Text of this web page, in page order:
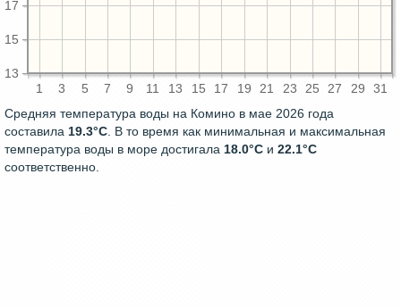
1 3 5 7 9 11 13 15 17 19 21 23 25 27 29 31
13
15
17
Средняя температура воды на Комино в мае 2026 года
составила 19.3°C. В то время как минимальная и максимальная
температура воды в море достигала 18.0°C и 22.1°C
соответственно.